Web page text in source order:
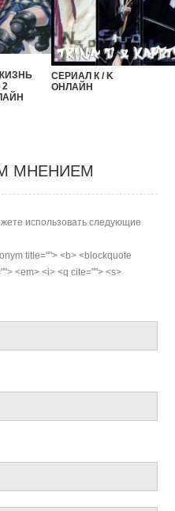
2
СЕРИАЛ К / K
ОНЛАЙН
МНЕНИЕМ
использовать следующие
title=""> <b> <blockquote
<em> <i> <q cite=""> <s>